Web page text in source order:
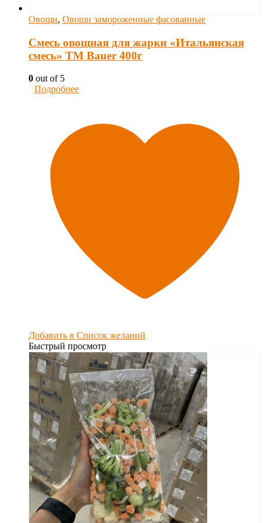
Овощи, Овощи замороженные фасованные
Смесь овощная для жарки «Итальянская
смесь» ТМ Bauer 400г
0 out of 5
Подробнее
Добавить в Список желаний
Быстрый просмотр